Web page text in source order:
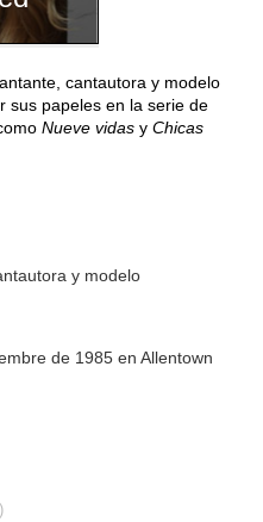
cantautora y modelo
sus papeles en la serie de
Nueve vidas y Chicas
y modelo
de 1985 en Allentown